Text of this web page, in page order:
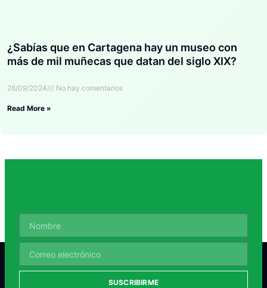
¿Sabías que en Cartagena hay un museo con
más de mil muñecas que datan del siglo XIX?
26/09/2024 No hay comentarios
Read More »
SUSCRIBIRME